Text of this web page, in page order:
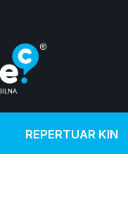
REPERTUAR KIN